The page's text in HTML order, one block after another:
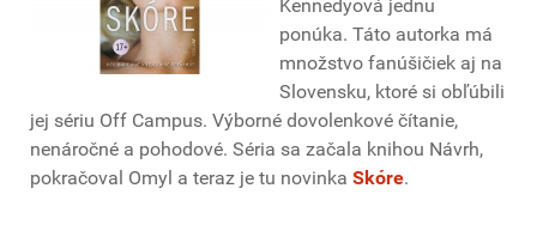
Kennedyová jednu
ponúka. Táto autorka má
množstvo fanúšičiek aj na
Slovensku, ktoré si obľúbili
jej sériu Off Campus. Výborné dovolenkové čítanie,
nenáročné a pohodové. Séria sa začala knihou Návrh,
pokračoval Omyl a teraz je tu novinka Skóre.